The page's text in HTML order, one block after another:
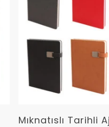
Devamını
Mıknatıslı Tarihli